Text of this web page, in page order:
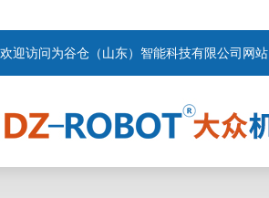
欢迎访问为谷仓（山东）智能科技有限公司网站